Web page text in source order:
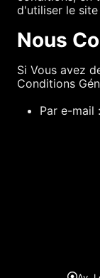
d'utiliser le site
Nous
Si Vous avez
Conditions
Par e-mail